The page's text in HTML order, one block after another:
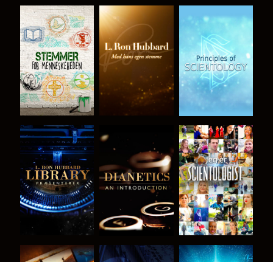
UDFORSK
SERIEN
UDFORSK
SERIEN
UDFORSK
SERIEN
UDFORSK
SERIEN
UDFORSK
SERIEN
SE